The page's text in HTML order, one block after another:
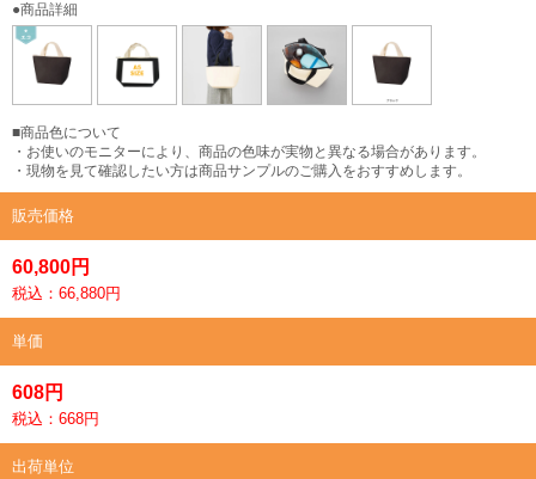
●商品詳細
■商品色について
・お使いのモニターにより、商品の色味が実物と異なる場合があります。
・現物を見て確認したい方は商品サンプルのご購入をおすすめします。
販売価格
60,800円
税込：66,880円
単価
608円
税込：668円
出荷単位